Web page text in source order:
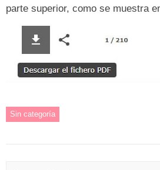
parte superior, como se muestra
Sin categoría